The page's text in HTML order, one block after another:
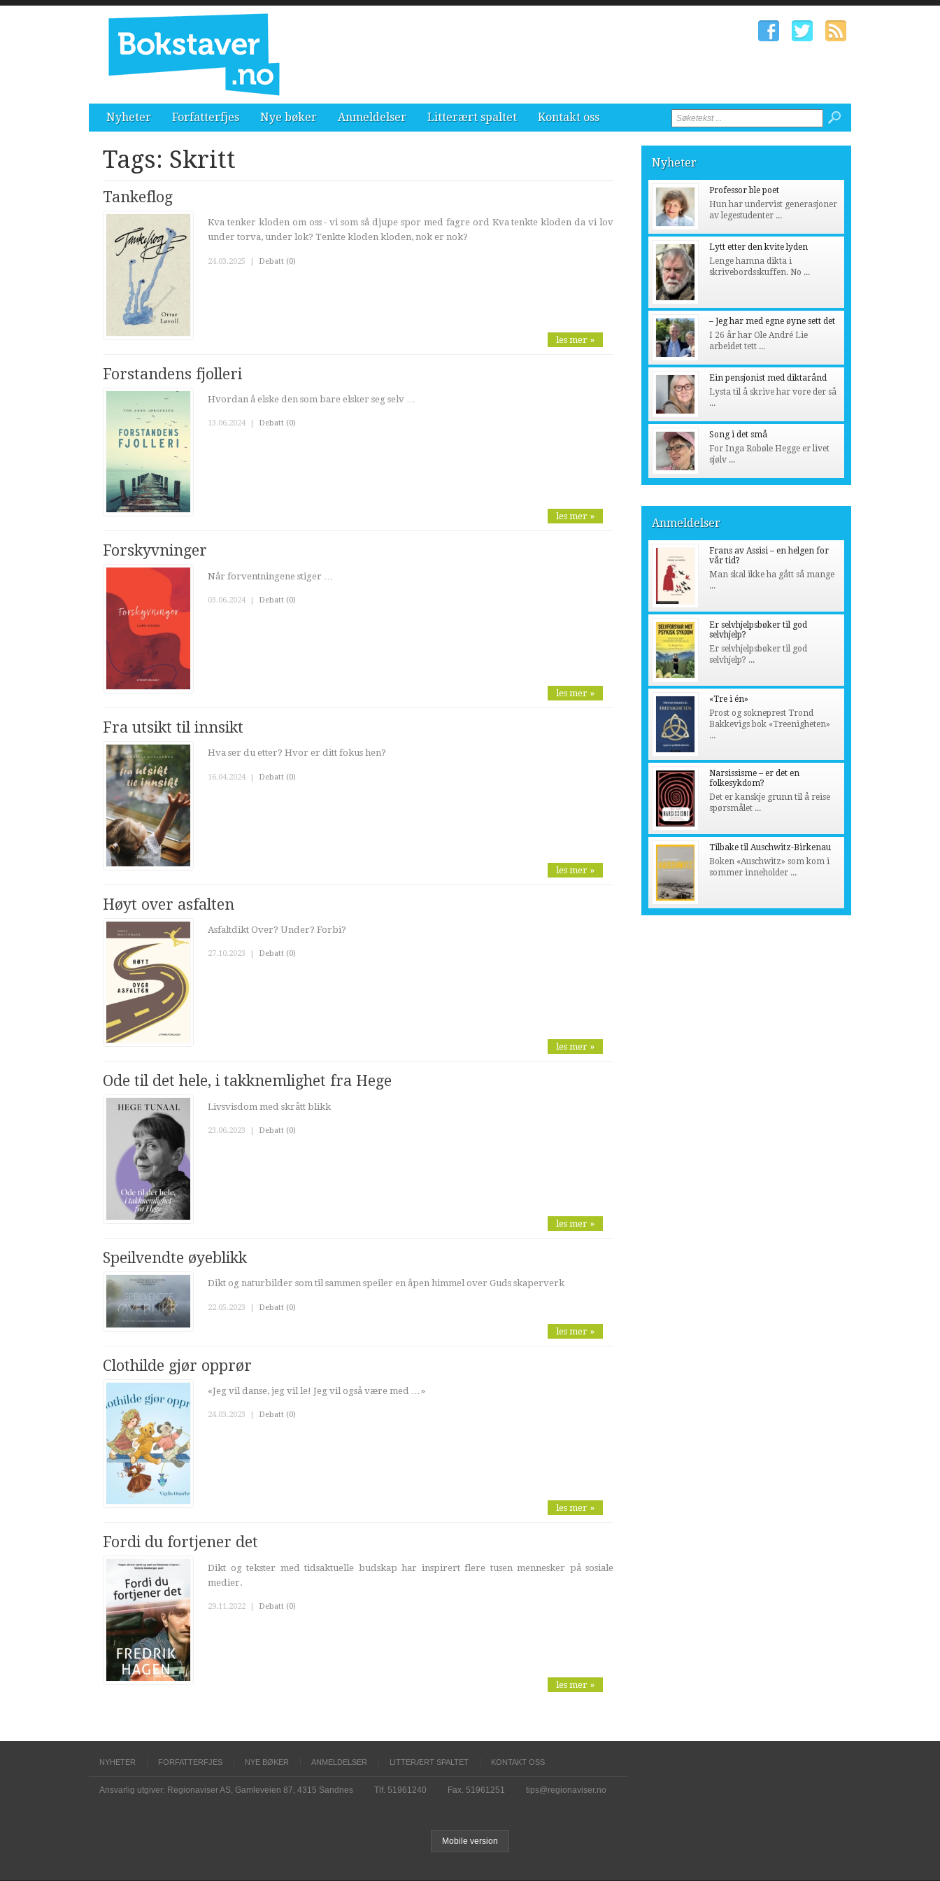
Nyheter Forfatterfjes Nye bøker Anmeldelser Litterært spaltet Kontakt oss
Tags: Skritt
Tankeflog
Kva tenker kloden om oss - vi som så djupe spor med fagre ord Kva tenkte kloden da vi lov
under torva, under lok? Tenkte kloden kloden, nok er nok?
24.03.2025 | Debatt (0)
les mer »
Forstandens fjolleri
Hvordan å elske den som bare elsker seg selv …
13.06.2024 Debatt (0)
les mer »
Forskyvninger
Når forventningene stiger …
03.06.2024 | Debatt (0)
les mer »
Fra utsikt til innsikt
Hva ser du etter? Hvor er ditt fokus hen?
16.04.2024 | Debatt (0)
les mer »
Høyt over asfalten
Asfaltdikt Over? Under? Forbi?
27.10.2023 Debatt (0)
les mer »
Ode til det hele, i takknemlighet fra Hege
Livsvisdom med skrått blikk
23.06.2023 | Debatt (0)
les mer »
Speilvendte øyeblikk
Dikt og naturbilder som til sammen speiler en åpen himmel over Guds skaperverk
22.05.2023 | Debatt (0)
les mer »
Clothilde gjør opprør
«Jeg vil danse, jeg vil le! Jeg vil også være med …»
24.03.2023 Debatt (0)
les mer »
Fordi du fortjener det
Dikt og tekster med tidsaktuelle budskap har inspirert flere tusen mennesker på sosiale
medier.
29.11.2022 | Debatt (0)
les mer »
Nyheter
Professor ble poet
Hun har undervist generasjoner
av legestudenter ...
Lytt etter den kvite lyden
Lenge hamna dikta i
skrivebordsskuffen. No ...
– Jeg har med egne øyne sett det
I 26 år har Ole André Lie
arbeidet tett ...
Ein pensjonist med diktarånd
Lysta til å skrive har vore der så
...
Song i det små
For Inga Robøle Hegge er livet
sjølv ...
Anmeldelser
Frans av Assisi – en helgen for
vår tid?
Man skal ikke ha gått så mange
...
Er selvhjelpsbøker til god
selvhjelp?
Er selvhjelpsbøker til god
selvhjelp? ...
«Tre i én»
Prost og sokneprest Trond
Bakkevigs bok «Treenigheten»
...
Narsissisme – er det en
folkesykdom?
Det er kanskje grunn til å reise
spørsmålet ...
Tilbake til Auschwitz-Birkenau
Boken «Auschwitz» som kom i
sommer inneholder ...
NYHETER FORFATTERFJES NYE BØKER ANMELDELSER LITTERÆRT SPALTET KONTAKT OSS
Ansvarlig utgiver: Regionaviser AS, Gamleveien 87, 4315 Sandnes Tlf. 51961240 Fax. 51961251 tips@regionaviser.no
Mobile version